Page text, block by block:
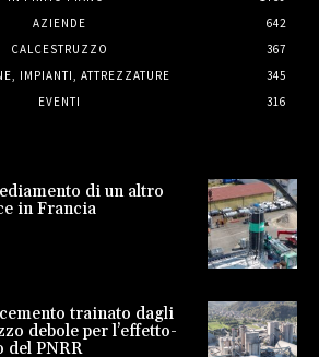
AZIENDE
642
CALCESTRUZZO
367
IMPIANTI, ATTREZZATURE
345
EVENTI
316
di un altro
in Francia
trainato dagli
debole per l’effetto-
PNRR